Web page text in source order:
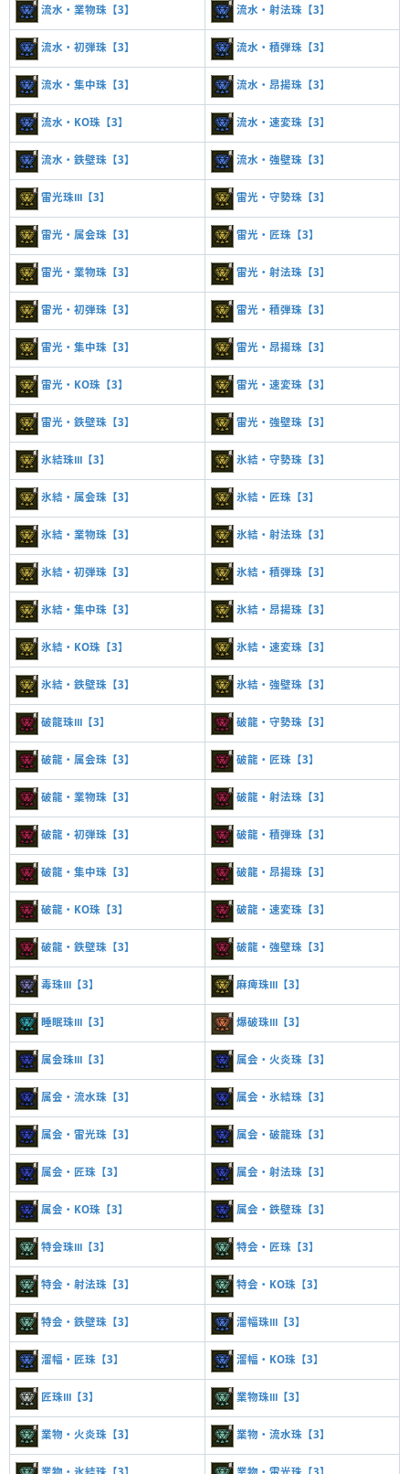
流水・業物珠【3】 流水・射法珠【3】
流水・初弾珠【3】 流水・積弾珠【3】
流水・集中珠【3】 流水・昂揚珠【3】
流水・KO珠【3】 流水・速変珠【3】
流水・鉄壁珠【3】 流水・強壁珠【3】
雷光珠Ⅲ【3】 雷光・守勢珠【3】
雷光・属会珠【3】 雷光・匠珠【3】
雷光・業物珠【3】 雷光・射法珠【3】
雷光・初弾珠【3】 雷光・積弾珠【3】
雷光・集中珠【3】 雷光・昂揚珠【3】
雷光・KO珠【3】 雷光・速変珠【3】
雷光・鉄壁珠【3】 雷光・強壁珠【3】
氷結珠Ⅲ【3】 氷結・守勢珠【3】
氷結・属会珠【3】 氷結・匠珠【3】
氷結・業物珠【3】 氷結・射法珠【3】
氷結・初弾珠【3】 氷結・積弾珠【3】
氷結・集中珠【3】 氷結・昂揚珠【3】
氷結・KO珠【3】 氷結・速変珠【3】
氷結・鉄壁珠【3】 氷結・強壁珠【3】
破龍珠Ⅲ【3】 破龍・守勢珠【3】
破龍・属会珠【3】 破龍・匠珠【3】
破龍・業物珠【3】 破龍・射法珠【3】
破龍・初弾珠【3】 破龍・積弾珠【3】
破龍・集中珠【3】 破龍・昂揚珠【3】
破龍・KO珠【3】 破龍・速変珠【3】
破龍・鉄壁珠【3】 破龍・強壁珠【3】
毒珠Ⅲ【3】 麻痺珠Ⅲ【3】
睡眠珠Ⅲ【3】 爆破珠Ⅲ【3】
属会珠Ⅲ【3】 属会・火炎珠【3】
属会・流水珠【3】 属会・氷結珠【3】
属会・雷光珠【3】 属会・破龍珠【3】
属会・匠珠【3】 属会・射法珠【3】
属会・KO珠【3】 属会・鉄壁珠【3】
特会珠Ⅲ【3】 特会・匠珠【3】
特会・射法珠【3】 特会・KO珠【3】
特会・鉄壁珠【3】 溜幅珠Ⅲ【3】
溜幅・匠珠【3】 溜幅・KO珠【3】
匠珠Ⅲ【3】 業物珠Ⅲ【3】
業物・火炎珠【3】 業物・流水珠【3】